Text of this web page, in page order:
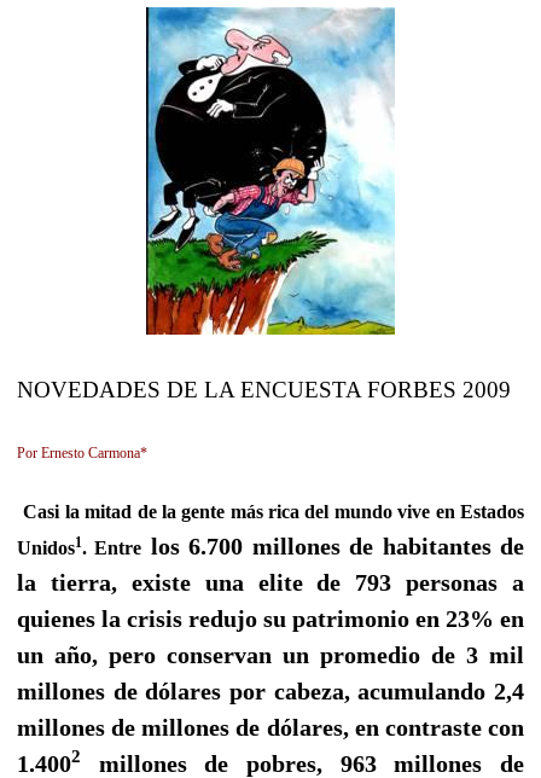
NOVEDADES DE LA ENCUESTA FORBES 2009
Por Ernesto Carmona*
Casi la mitad de la gente más rica del mundo vive en Estados
Unidos1. Entre los 6.700 millones de habitantes de
la tierra, existe una elite de 793 personas a
quienes la crisis redujo su patrimonio en 23% en
un año, pero conservan un promedio de 3 mil
millones de dólares por cabeza, acumulando 2,4
millones de millones de dólares, en contraste con
1.4002
millones de pobres, 963 millones de